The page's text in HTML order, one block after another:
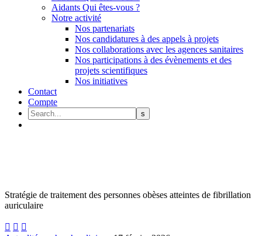
Aidants Qui êtes-vous ?
Notre activité
Nos partenariats
Nos candidatures à des appels à projets
Nos collaborations avec les agences sanitaires
Nos participations à des évènements et des
projets scientifiques
Nos initiatives
Contact
Compte
Stratégie de traitement des personnes obèses atteintes de fibrillation
auriculaire
  